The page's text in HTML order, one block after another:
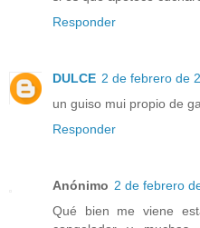
Responder
DULCE 2 de febrero de
un guiso mui propio de
Responder
Anónimo 2 de febrero
Qué bien me viene